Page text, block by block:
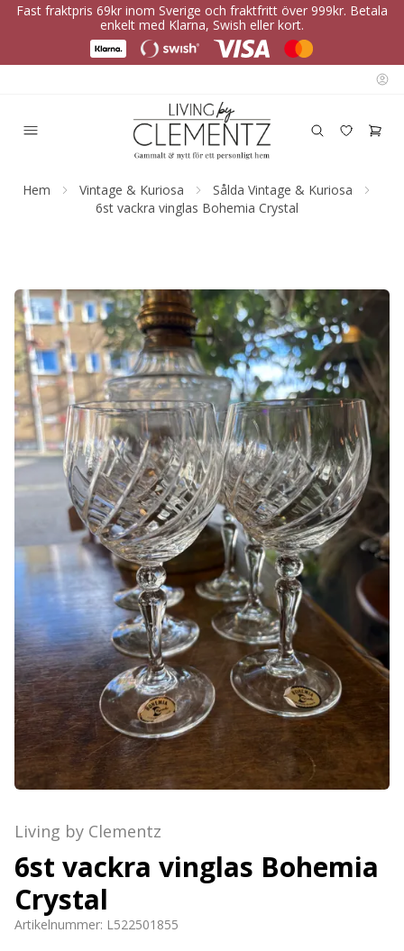
Fast fraktpris 69kr inom Sverige och fraktfritt över 999kr. Betala
enkelt med Klarna, Swish eller kort.
Hem Vintage & Kuriosa
Sålda Vintage & Kuriosa
6st vackra vinglas Bohemia Crystal
Living by Clementz
6st vackra vinglas Bohemia
Crystal
Artikelnummer: L522501855